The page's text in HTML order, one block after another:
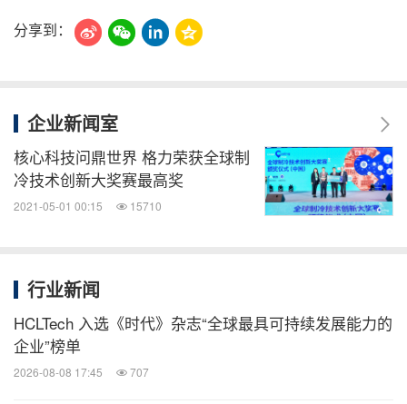
分享到：
企业新闻室
核心科技问鼎世界 格力荣获全球制
冷技术创新大奖赛最高奖
2021-05-01 00:15 15710
行业新闻
HCLTech 入选《时代》杂志“全球最具可持续发展能力的
企业”榜单
2026-08-08 17:45 707